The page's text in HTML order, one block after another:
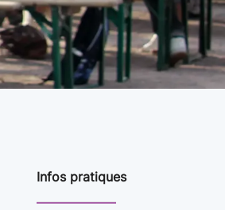
Infos pratiques